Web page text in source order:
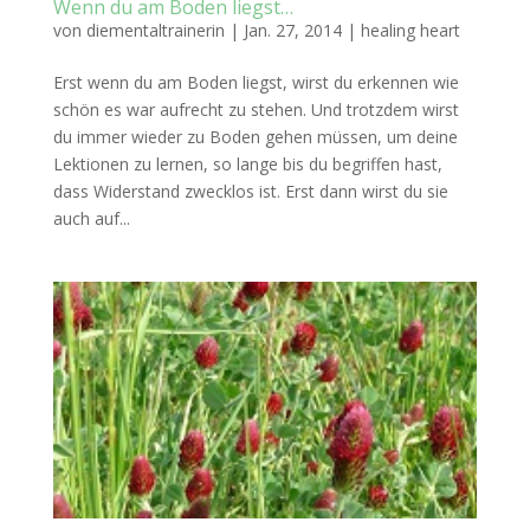
Wenn du am Boden liegst…
von diementaltrainerin | Jan. 27, 2014| healing heart
Erst wenn du am Boden liegst, wirst du erkennen wie
schön es war aufrecht zu stehen. Und trotzdem wirst
du immer wieder zu Boden gehen müssen, um deine
Lektionen zu lernen, so lange bis du begriffen hast,
dass Widerstand zwecklos ist. Erst dann wirst du sie
auch auf...